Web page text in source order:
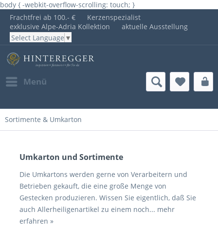
body { -webkit-overflow-scrolling: touch; }
Frachtfrei ab 100.- €
Kerzenspezialist
exklusive Alpe-Adria Kollektion
aktuelle Ausstellung
Select Language ▼
Menü
Sortimente & Umkarton
Umkarton und Sortimente
Die Umkartons werden gerne von Verarbeitern und
Betrieben gekauft, die eine große Menge von
Gestecken produzieren. Wissen Sie eigentlich, daß Sie
auch Allerheiligenartikel zu einem noch... mehr
erfahren »